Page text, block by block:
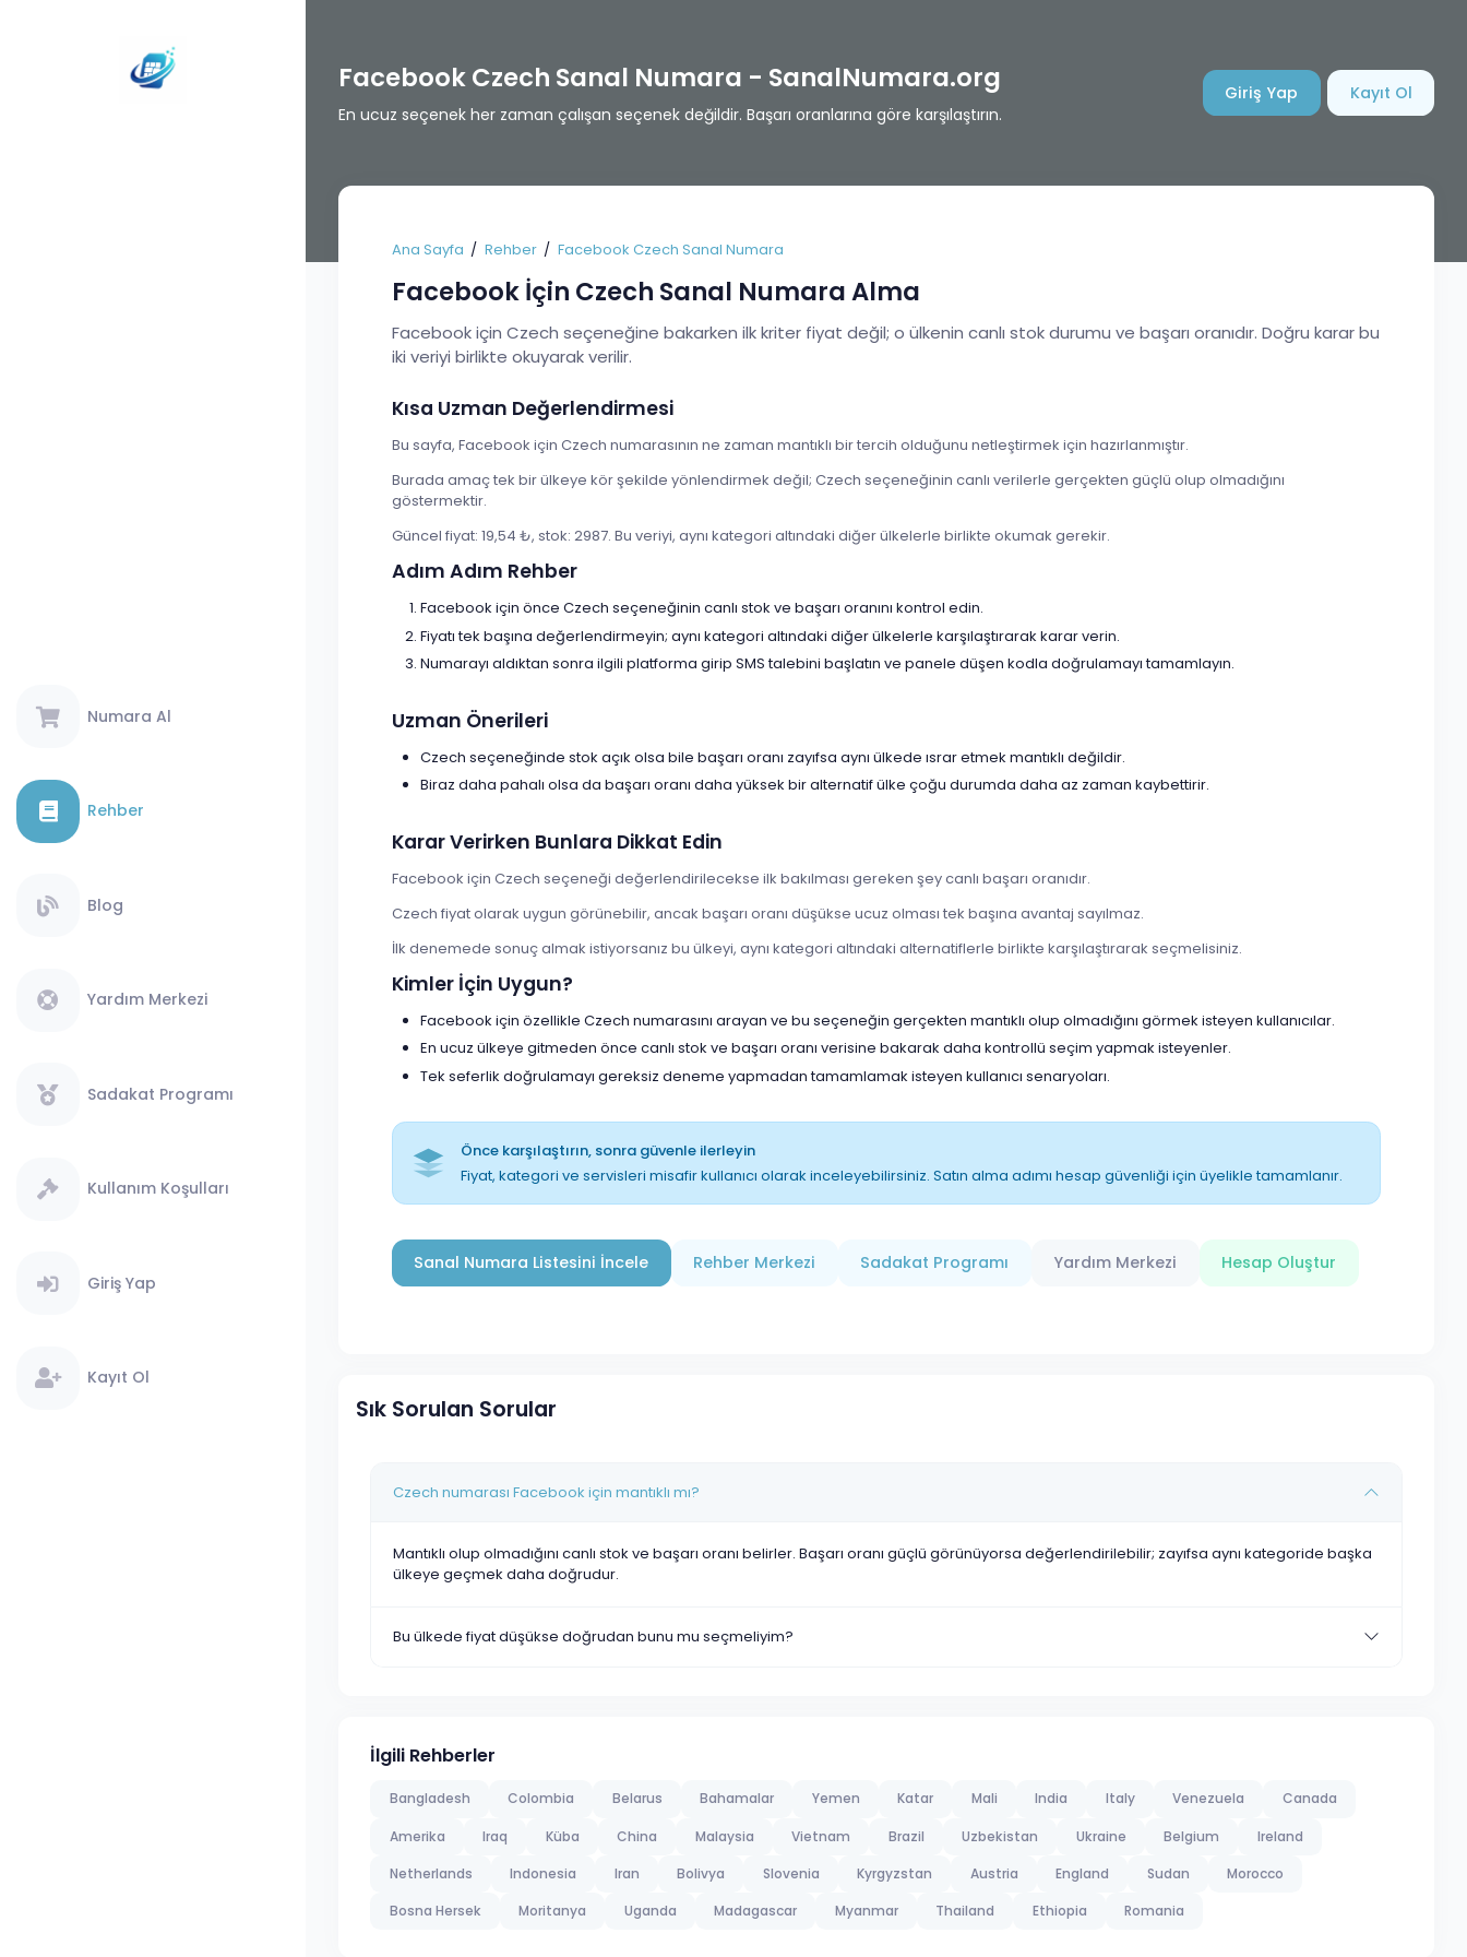
Numara Al
Rehber
Blog
Yardım Merkezi
Sadakat Programı
Kullanım Koşulları
Giriş Yap
Kayıt Ol
Facebook Czech Sanal Numara - SanalNumara.org
En ucuz seçenek her zaman çalışan seçenek değildir. Başarı oranlarına göre karşılaştırın.
Giriş Yap Kayıt Ol
Ana Sayfa Rehber Facebook Czech Sanal Numara
Facebook İçin Czech Sanal Numara Alma
Facebook için Czech seçeneğine bakarken ilk kriter fiyat değil; o ülkenin canlı stok durumu ve başarı oranıdır. Doğru karar bu
iki veriyi birlikte okuyarak verilir.
Kısa Uzman Değerlendirmesi
Bu sayfa, Facebook için Czech numarasının ne zaman mantıklı bir tercih olduğunu netleştirmek için hazırlanmıştır.
Burada amaç tek bir ülkeye kör şekilde yönlendirmek değil; Czech seçeneğinin canlı verilerle gerçekten güçlü olup olmadığını
göstermektir.
Güncel fiyat: 19,54 ₺, stok: 2987. Bu veriyi, aynı kategori altındaki diğer ülkelerle birlikte okumak gerekir.
Adım Adım Rehber
Facebook için önce Czech seçeneğinin canlı stok ve başarı oranını kontrol edin.
Fiyatı tek başına değerlendirmeyin; aynı kategori altındaki diğer ülkelerle karşılaştırarak karar verin.
Numarayı aldıktan sonra ilgili platforma girip SMS talebini başlatın ve panele düşen kodla doğrulamayı tamamlayın.
Uzman Önerileri
Czech seçeneğinde stok açık olsa bile başarı oranı zayıfsa aynı ülkede ısrar etmek mantıklı değildir.
Biraz daha pahalı olsa da başarı oranı daha yüksek bir alternatif ülke çoğu durumda daha az zaman kaybettirir.
Karar Verirken Bunlara Dikkat Edin
Facebook için Czech seçeneği değerlendirilecekse ilk bakılması gereken şey canlı başarı oranıdır.
Czech fiyat olarak uygun görünebilir, ancak başarı oranı düşükse ucuz olması tek başına avantaj sayılmaz.
İlk denemede sonuç almak istiyorsanız bu ülkeyi, aynı kategori altındaki alternatiflerle birlikte karşılaştırarak seçmelisiniz.
Kimler İçin Uygun?
Facebook için özellikle Czech numarasını arayan ve bu seçeneğin gerçekten mantıklı olup olmadığını görmek isteyen kullanıcılar.
En ucuz ülkeye gitmeden önce canlı stok ve başarı oranı verisine bakarak daha kontrollü seçim yapmak isteyenler.
Tek seferlik doğrulamayı gereksiz deneme yapmadan tamamlamak isteyen kullanıcı senaryoları.
Önce karşılaştırın, sonra güvenle ilerleyin
Fiyat, kategori ve servisleri misafir kullanıcı olarak inceleyebilirsiniz. Satın alma adımı hesap güvenliği için üyelikle tamamlanır.
Sanal Numara Listesini İncele Rehber Merkezi Sadakat Programı Yardım Merkezi Hesap Oluştur
Sık Sorulan Sorular
Czech numarası Facebook için mantıklı mı?
Mantıklı olup olmadığını canlı stok ve başarı oranı belirler. Başarı oranı güçlü görünüyorsa değerlendirilebilir; zayıfsa aynı kategoride başka
ülkeye geçmek daha doğrudur.
Bu ülkede fiyat düşükse doğrudan bunu mu seçmeliyim?
İlgili Rehberler
Bangladesh Colombia Belarus Bahamalar Yemen Katar Mali India Italy Venezuela Canada
Amerika Iraq Küba China Malaysia Vietnam Brazil Uzbekistan Ukraine Belgium Ireland
Netherlands Indonesia Iran Bolivya Slovenia Kyrgyzstan Austria England Sudan Morocco
Bosna Hersek Moritanya Uganda Madagascar Myanmar Thailand Ethiopia Romania